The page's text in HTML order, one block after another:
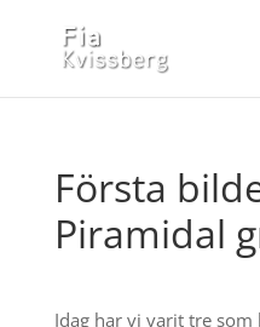
Första
Piramidal
Idag har vi varit tre